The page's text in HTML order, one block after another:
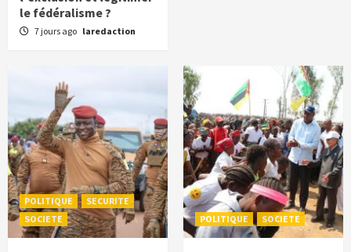
le fédéralisme ?
7 jours ago laredaction
POLITIQUE
SECURITE
SOCIETE
POLITIQUE SOCIETE